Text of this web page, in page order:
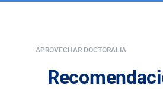
APROVECHAR DOCTORALIA